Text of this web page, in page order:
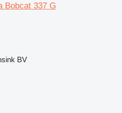
Bobcat 337 G
BV